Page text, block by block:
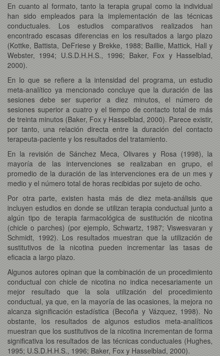
En cuanto al formato, tanto la terapia grupal como la individual
han sido empleados para la implementación de las técnicas
conductuales. Los estudios comparativos realizados han
encontrado escasas diferencias en los resultados a largo plazo
(Kottke, Battista, DeFriese y Brekke, 1988; Baillie, Mattick, Hall y
Webster, 1994; U.S.D.H.H.S., 1996; Baker, Fox y Hasselblad,
2000).
En lo que se refiere a la intensidad del programa, un estudio
meta-analítico ya mencionado concluye que la duración de las
sesiones debe ser superior a diez minutos, el número de
sesiones superior a cuatro y el tiempo de contacto total de más
de treinta minutos (Baker, Fox y Hasselblad, 2000). Parece existir,
por tanto, una relación directa entre la duración del contacto
terapeuta-paciente y los resultados del tratamiento.
En la revisión de Sánchez Meca, Olivares y Rosa (1998), la
mayoría de las intervenciones se realizaban en grupo, el
promedio de la duración de las intervenciones era de un mes y
medio y el número total de horas recibidas por sujeto de ocho.
Por otra parte, existen hasta más de diez meta-análisis que
incluyen estudios en donde se utilizan terapia conductual junto a
algún tipo de terapia farmacológica de sustitución de nicotina
(chicle o parches) (por ejemplo, Schwartz, 1987; Viswesvaran y
Schmidt, 1992). Los resultados muestran que la utilización de
sustitutivos de la nicotina pueden incrementar las tasas de
eficacia a largo plazo.
Algunos autores opinan que la combinación de un procedimiento
conductual con chicle de nicotina no indica necesariamente un
mejor resultado que la sola utilización del procedimiento
conductual, ya que, en la mayoría de las ocasiones, la mejora no
alcanza significación estadística (Becoña y Vázquez, 1998). No
obstante, los resultados de algunos estudios meta-analíticos
muestran que los sustitutivos de la nicotina incrementan de forma
significativa los resultados de las técnicas conductuales (Hughes,
1995; U.S.D.H.H.S., 1996; Baker, Fox y Hasselblad, 2000).